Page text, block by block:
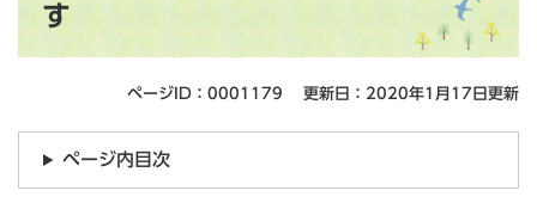
す
ページID：0001179 更新日：2020年1月17日更新
ページ内目次